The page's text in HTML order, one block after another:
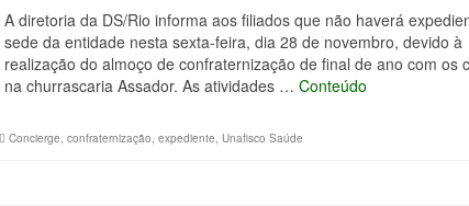
A diretoria da DS/Rio informa aos filiados que não haverá
sede da entidade nesta sexta-feira, dia 28 de novembro, devido à
realização do almoço de confraternização de final de ano com os
na churrascaria Assador. As atividades … Conteúdo
Concierge confraternização expediente Unafisco Saúde